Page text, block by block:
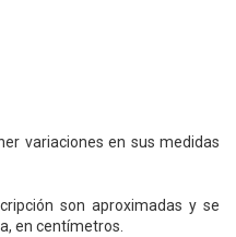
variaciones en sus medidas
son aproximadas y se
en centímetros.